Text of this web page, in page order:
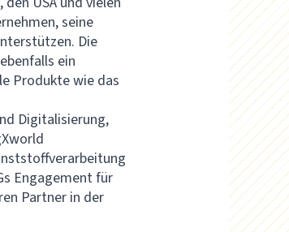
seine
Die
ein
Produkte wie das
Digitalisierung,
Engagement für
Partner in der